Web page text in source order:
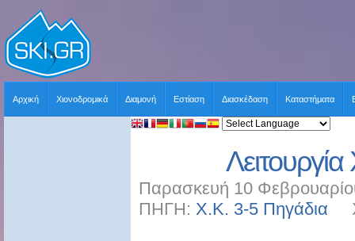
Αρχική Χιονοδρομικά Διαμονή Εστίαση Διασκέδαση Καταστήματα
Παρασκευή 10
ΠΗΓΗ: Χ.Κ. 3-5 Πηγάδια